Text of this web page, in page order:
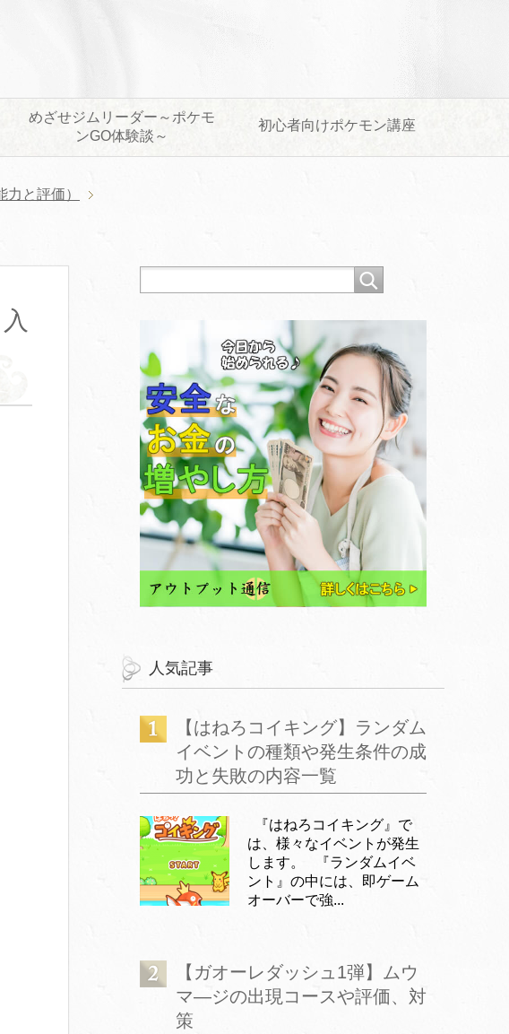
めざせジムリーダー～ポケモ
ンGO体験談～
初心者向けポケモン講座
と評価）
人気記事
【はねろコイキング】ランダム
イベントの種類や発生条件の成
功と失敗の内容一覧
『はねろコイキング』で
は、様々なイベントが発生
します。 『ランダムイベ
ント』の中には、即ゲーム
オーバーで強...
【ガオーレダッシュ1弾】ムウ
マ―ジの出現コースや評価、対
策